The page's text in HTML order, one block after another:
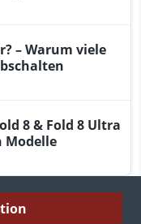
– Warum viele
8 & Fold 8 Ultra
Modelle